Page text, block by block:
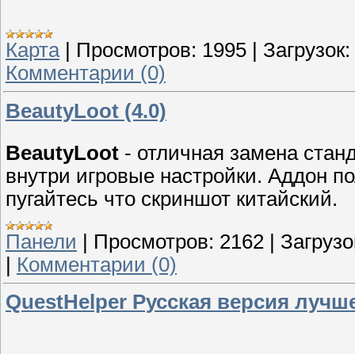
Карта| Просмотров: 1995
Загрузок:
Комментарии (0)
BeautyLoot (4.0)
BeautyLoot - отличная замена
внутри игровые настройки. Аддон
пугайтесь что скриншот китайский.
Панели
Просмотров: 2162
Комментарии (0)
QuestHelper Русская версия